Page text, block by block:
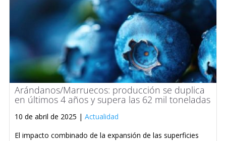
Arándanos/Marruecos: producción se duplica
en últimos 4 años y supera las 62 mil toneladas
10 de abril de 2025 | Actualidad
El impacto combinado de la expansión de las superficies